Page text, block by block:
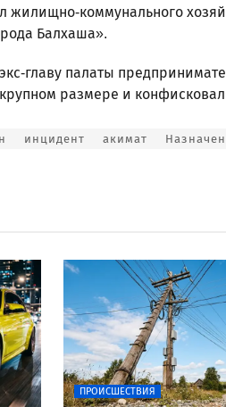
жилищно-коммунального
Балхаша».
главу палаты
размере и
инцидент акимат
ПРОИСШЕСТВИЯ